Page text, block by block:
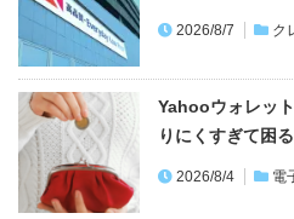
2026/8/7 ク
Yahooウォレッ
りにくすぎて困
2026/8/4 電